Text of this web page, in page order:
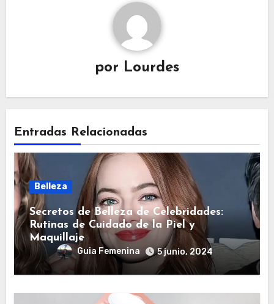
por Lourdes
Entradas Relacionadas
Belleza
Secretos de Belleza de Celebridades:
Rutinas de Cuidado de la Piel y
Maquillaje
Guia Femenina 5 junio, 2024